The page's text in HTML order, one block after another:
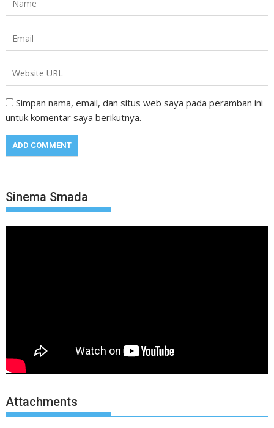
Simpan nama, email, dan situs web saya pada peramban ini
untuk komentar saya berikutnya.
Sinema Smada
Attachments